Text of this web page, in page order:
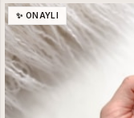
✨ ONAYLI